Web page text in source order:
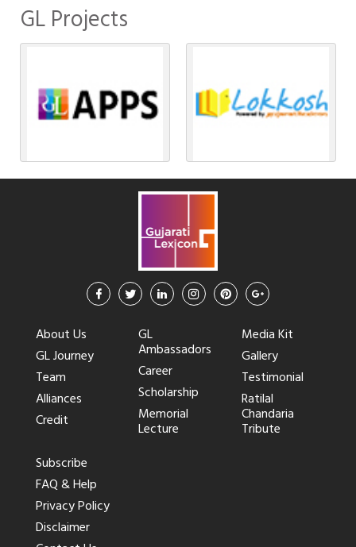
GL Projects
About Us
GL Journey
Team
Alliances
Credit
GL
Ambassadors
Career
Scholarship
Memorial
Lecture
Media Kit
Gallery
Testimonial
Ratilal
Chandaria
Tribute
Subscribe
FAQ & Help
Privacy Policy
Disclaimer